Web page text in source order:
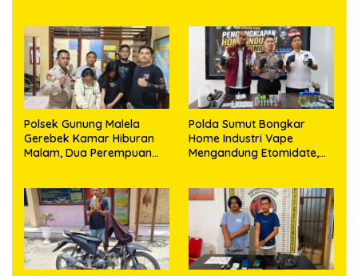
Puluhan Plastik Klip
Polsek Gunung Malela
Gerebek Kamar Hiburan
Malam, Dua Perempuan
Polda Sumut Bongkar
Home Industri Vape
Mengandung Etomidate,